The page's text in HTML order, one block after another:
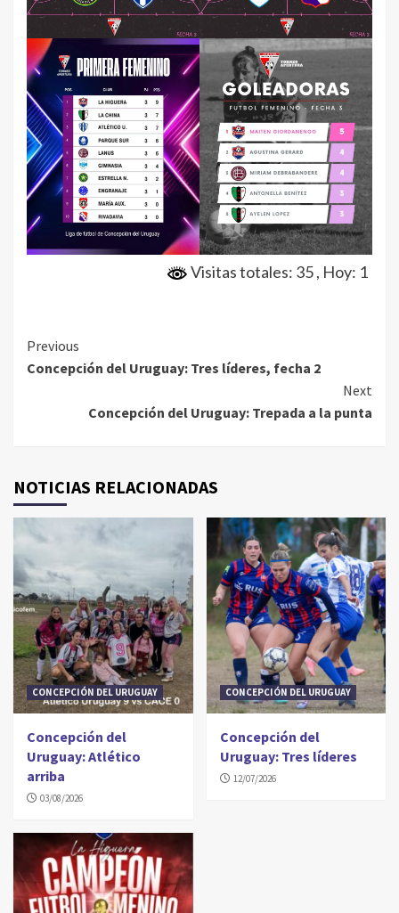
Visitas totales: 35, Hoy: 1
Continue
Reading
Previous
Concepción del Uruguay: Tres líderes, fecha 2
Next
Concepción del Uruguay: Trepada a la punta
NOTICIAS RELACIONADAS
CONCEPCIÓN DEL URUGUAY
Concepción del
Uruguay: Atlético
arriba
03/08/2026
CONCEPCIÓN DEL URUGUAY
Concepción del
Uruguay: Tres líderes
12/07/2026